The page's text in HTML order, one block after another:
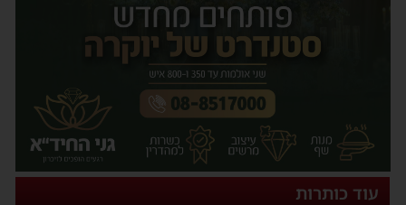
עוד כותרות